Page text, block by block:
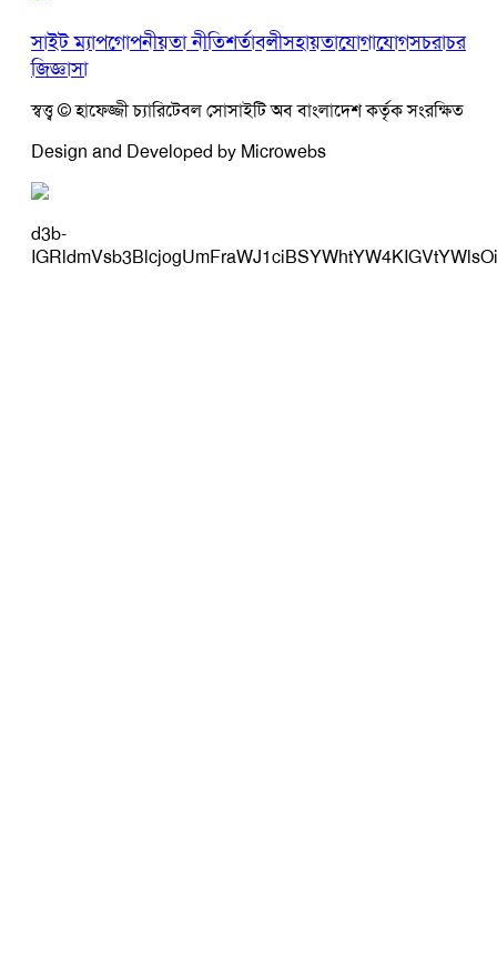
সাইট ম্যাপগোপনীয়তা নীতিশর্তাবলীসহায়তাযোগাযোগসচরাচর
জিজ্ঞাসা
স্বত্ত্ব © হাফেজ্জী চ্যারিটেবল সোসাইটি অব বাংলাদেশ কর্তৃক সংরক্ষিত
Design and Developed by Microwebs
d3b-